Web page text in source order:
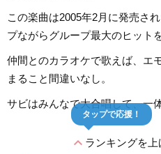
この楽曲は2005年2月に発売さ
プながらグループ最大のヒット
仲間とのカラオケで歌えば、エ
まること間違いなし。
サビはみんなで大合唱して、一
expand_lessランキングを上
タップで応援！